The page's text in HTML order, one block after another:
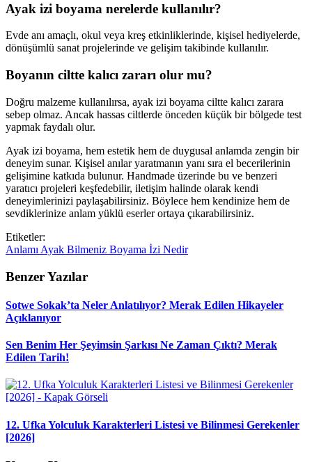
Ayak izi boyama nerelerde kullanılır?
Evde anı amaçlı, okul veya kreş etkinliklerinde, kişisel hediyelerde,
dönüşümlü sanat projelerinde ve gelişim takibinde kullanılır.
Boyanın ciltte kalıcı zararı olur mu?
Doğru malzeme kullanılırsa, ayak izi boyama ciltte kalıcı zarara
sebep olmaz. Ancak hassas ciltlerde önceden küçük bir bölgede test
yapmak faydalı olur.
Ayak izi boyama, hem estetik hem de duygusal anlamda zengin bir
deneyim sunar. Kişisel anılar yaratmanın yanı sıra el becerilerinin
gelişimine katkıda bulunur. Handmade üzerinde bu ve benzeri
yaratıcı projeleri keşfedebilir, iletişim halinde olarak kendi
deneyimlerinizi paylaşabilirsiniz. Böylece hem kendinize hem de
sevdiklerinize anlam yüklü eserler ortaya çıkarabilirsiniz.
Etiketler:
Anlamı Ayak Bilmeniz Boyama İzi Nedir
Benzer Yazılar
Sotwe Sokak’ta Neler Anlatılıyor? Merak Edilen Hikayeler
Açıklanıyor
Sen Benim Her Şeyimsin Şarkısı Ne Zaman Çıktı? Merak
Edilen Tarih!
12. Ufka Yolculuk Karakterleri Listesi ve Bilinmesi Gerekenler
[2026]